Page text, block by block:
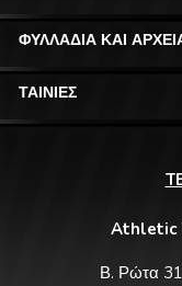
ΦΥΛΛΑΔΙΑ ΚΑΙ
ΤΑΙΝΙΕΣ
Athletic
Β. Ρώτα